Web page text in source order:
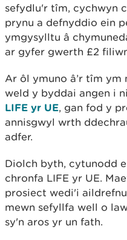
sefydlu'r tîm, cychwyn
prynu a defnyddio ein
ymgysylltu â
ar gyfer gwerth £2
Ar ôl ymuno â’r tîm ym
weld y byddai angen i
LIFE yr UE, gan fod y
annisgwyl wrth
adfer.
Diolch byth, cytunodd
chronfa LIFE yr UE.
prosiect wedi'i
mewn sefyllfa well o
sy'n aros yr un fath.